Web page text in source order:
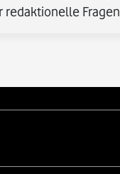
redaktionelle Fragen